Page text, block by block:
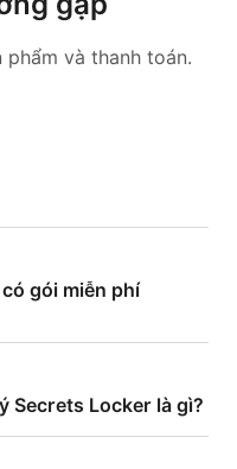
và thanh toán.
gói miễn phí
Secrets Locker là gì?